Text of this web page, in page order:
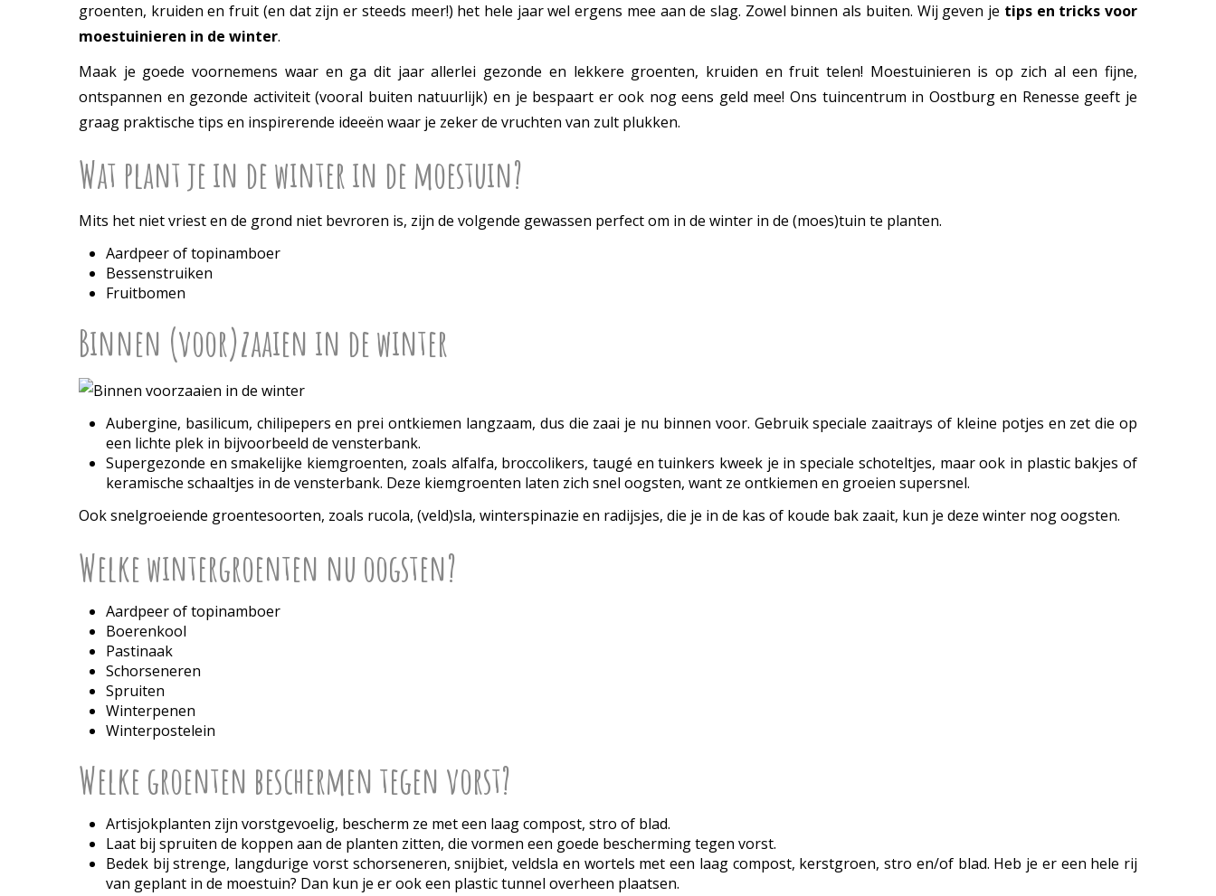
groenten, kruiden en fruit (en dat zijn er steeds meer!) het hele jaar wel ergens mee aan de slag. Zowel binnen als buiten. Wij geven je tips en tricks voor
moestuinieren in de winter.
Maak je goede voornemens waar en ga dit jaar allerlei gezonde en lekkere groenten, kruiden en fruit telen! Moestuinieren is op zich al een fijne,
ontspannen en gezonde activiteit (vooral buiten natuurlijk) en je bespaart er ook nog eens geld mee! Ons tuincentrum in Oostburg en Renesse geeft je
graag praktische tips en inspirerende ideeën waar je zeker de vruchten van zult plukken.
Wat plant je in de winter in de moestuin?
Mits het niet vriest en de grond niet bevroren is, zijn de volgende gewassen perfect om in de winter in de (moes)tuin te planten.
Aardpeer of topinamboer
Bessenstruiken
Fruitbomen
Binnen (voor)zaaien in de winter
Aubergine, basilicum, chilipepers en prei ontkiemen langzaam, dus die zaai je nu binnen voor. Gebruik speciale zaaitrays of kleine potjes en zet die op
een lichte plek in bijvoorbeeld de vensterbank.
Supergezonde en smakelijke kiemgroenten, zoals alfalfa, broccolikers, taugé en tuinkers kweek je in speciale schoteltjes, maar ook in plastic bakjes of
keramische schaaltjes in de vensterbank. Deze kiemgroenten laten zich snel oogsten, want ze ontkiemen en groeien supersnel.
Ook snelgroeiende groentesoorten, zoals rucola, (veld)sla, winterspinazie en radijsjes, die je in de kas of koude bak zaait, kun je deze winter nog oogsten.
Welke wintergroenten nu oogsten?
Aardpeer of topinamboer
Boerenkool
Pastinaak
Schorseneren
Spruiten
Winterpenen
Winterpostelein
Welke groenten beschermen tegen vorst?
Artisjokplanten zijn vorstgevoelig, bescherm ze met een laag compost, stro of blad.
Laat bij spruiten de koppen aan de planten zitten, die vormen een goede bescherming tegen vorst.
Bedek bij strenge, langdurige vorst schorseneren, snijbiet, veldsla en wortels met een laag compost, kerstgroen, stro en/of blad. Heb je er een hele rij
van geplant in de moestuin? Dan kun je er ook een plastic tunnel overheen plaatsen.